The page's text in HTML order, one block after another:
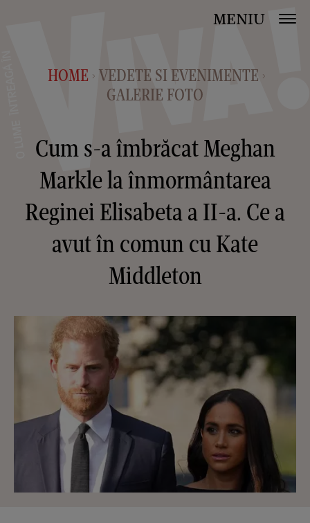
MENIU
HOME > VEDETE SI EVENIMENTE >
GALERIE FOTO
Cum s-a îmbrăcat Meghan
Markle la înmormântarea
Reginei Elisabeta a II-a. Ce a
avut în comun cu Kate
Middleton